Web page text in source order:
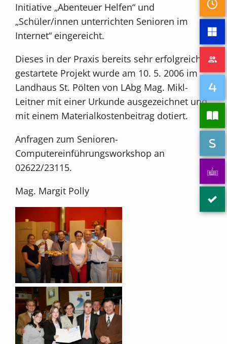
Initiative „Abenteuer Helfen“ und
„Schüler/innen unterrichten Senioren im
Internet“ eingereicht.
Dieses in der Praxis bereits sehr erfolgreich
gestartete Projekt wurde am 10. 5. 2006 im
Landhaus St. Pölten von LAbg Mag. Mikl-
Leitner mit einer Urkunde ausgezeichnet und
mit einem Materialkostenbeitrag dotiert.
Anfragen zum Senioren-
Computereinführungsworkshop an
02622/23115.
Mag. Margit Polly